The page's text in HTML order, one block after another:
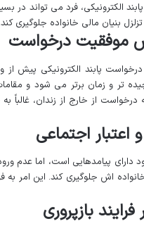
الکترونیکی، فرد می تواند
بنیان مالی خانواده جلوگیری کند.
پابند الکترونیکی پیش از
تر و زمان برتر می شود و
درخواست از خارج از زندان،
پیامدهایی است، اما عدم
اش جلوگیری کند. این امر به